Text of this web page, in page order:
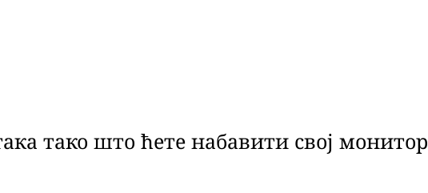
тако што ћете набавити свој монитор